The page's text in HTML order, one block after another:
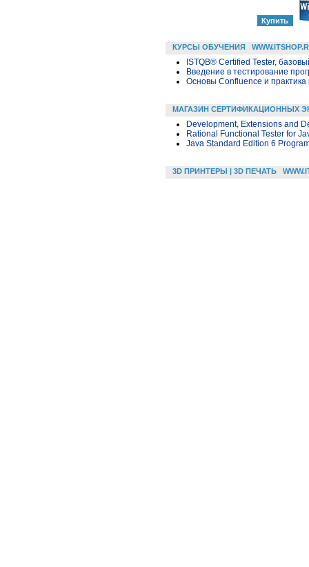
КУРСЫ ОБУЧЕНИЯ
ISTQB® Certified Tester,
Введение в тестирование
Основы Confluence и
МАГАЗИН СЕРТИФИКАЦИОННЫХ
Development, Extensions and
Rational Functional Tester for
Java Standard Edition 6
3D ПРИНТЕРЫ | 3D ПЕЧАТЬ